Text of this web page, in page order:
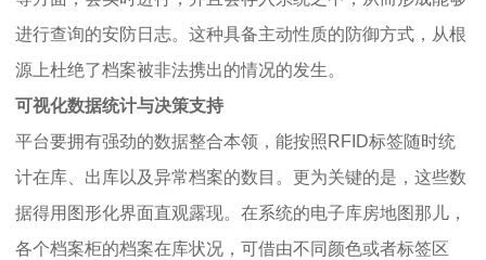
进行查询的安防日志。这种具备主动性质的防御方式，从根
源上杜绝了档案被非法携出的情况的发生。
可视化数据统计与决策支持
平台要拥有强劲的数据整合本领，能按照RFID标签随时统
计在库、出库以及异常档案的数目。更为关键的是，这些数
据得用图形化界面直观露现。在系统的电子库房地图那儿，
各个档案柜的档案在库状况，可借由不同颜色或者标签区